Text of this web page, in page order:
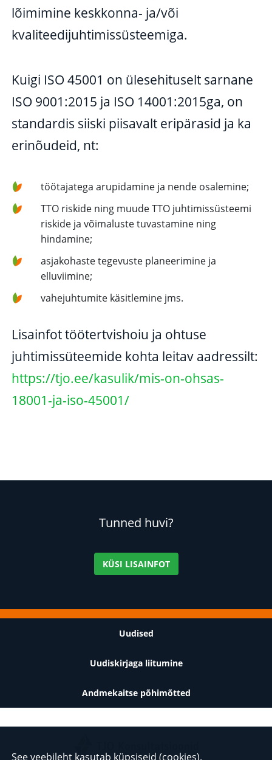
See veebileht kasutab küpsiseid (cookies).
lõimimine keskkonna- ja/või
kvaliteedijuhtimissüsteemiga.
Kuigi ISO 45001 on ülesehituselt sarnane
ISO 9001:2015 ja ISO 14001:2015ga, on
standardis siiski piisavalt eripärasid ja ka
erinõudeid, nt:
töötajatega arupidamine ja nende osalemine;
TTO riskide ning muude TTO juhtimissüsteemi
riskide ja võimaluste tuvastamine ning
hindamine;
asjakohaste tegevuste planeerimine ja
elluviimine;
vahejuhtumite käsitlemine jms.
Lisainfot töötertvishoiu ja ohtuse
juhtimissüteemide kohta leitav aadressilt:
https://tjo.ee/kasulik/mis-on-ohsas-
18001-ja-iso-45001/
Tunned huvi?
KÜSI LISAINFOT
Uudised
Uudiskirjaga liitumine
Andmekaitse põhimõtted